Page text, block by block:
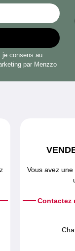
je consens au
par Menzzo
Vous avez
Contactez